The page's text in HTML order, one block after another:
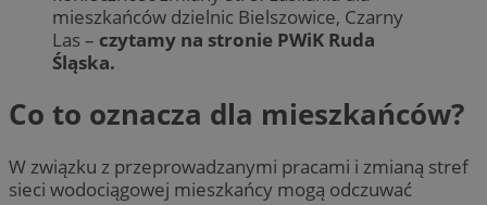
mieszkańców dzielnic Bielszowice, Czarny
Las – czytamy na stronie PWiK Ruda
Śląska.
Co to oznacza dla mieszkańców?
W związku z przeprowadzanymi pracami i zmianą stref
sieci wodociągowej mieszkańcy mogą odczuwać